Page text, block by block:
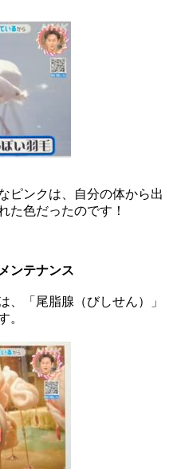
ピンクは、自分の体から出
た色だったのです！
ンテナンス
、「尾脂腺（びしせん）」
。